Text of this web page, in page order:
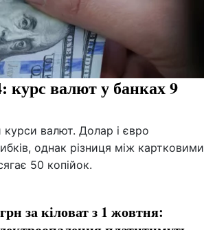
курс валют у банках 9
курси валют. Долар і євро
однак різниця між картковими
50 копійок.
за кіловат з 1 жовтня: